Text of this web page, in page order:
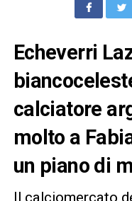
Echeverri
calciatore
molto a
un piano di
Il calciomercato